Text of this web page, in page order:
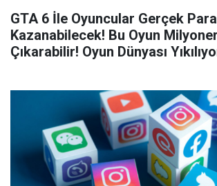
GTA 6 İle Oyuncular Gerçek Para
Kazanabilecek! Bu Oyun
Çıkarabilir! Oyun Dünyası